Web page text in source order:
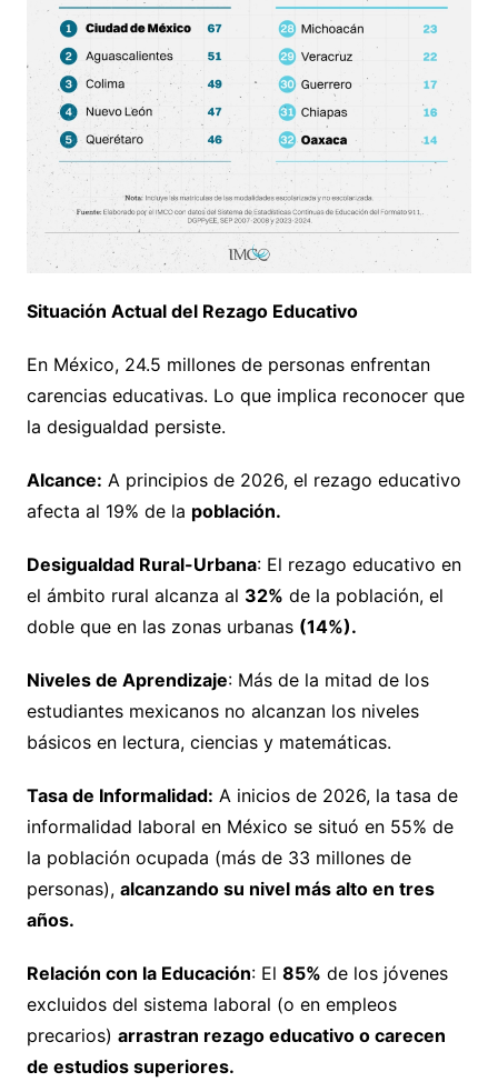
Situación Actual del Rezago Educativo
En México, 24.5 millones de personas enfrentan
carencias educativas. Lo que implica reconocer que
la desigualdad persiste.
Alcance: A principios de 2026, el rezago educativo
afecta al 19% de la población.
Desigualdad Rural-Urbana: El rezago educativo en
el ámbito rural alcanza al 32% de la población, el
doble que en las zonas urbanas (14%).
Niveles de Aprendizaje: Más de la mitad de los
estudiantes mexicanos no alcanzan los niveles
básicos en lectura, ciencias y matemáticas.
Tasa de Informalidad: A inicios de 2026, la tasa de
informalidad laboral en México se situó en 55% de
la población ocupada (más de 33 millones de
personas), alcanzando su nivel más alto en tres
años.
Relación con la Educación: El 85% de los jóvenes
excluidos del sistema laboral (o en empleos
precarios) arrastran rezago educativo o carecen
de estudios superiores.